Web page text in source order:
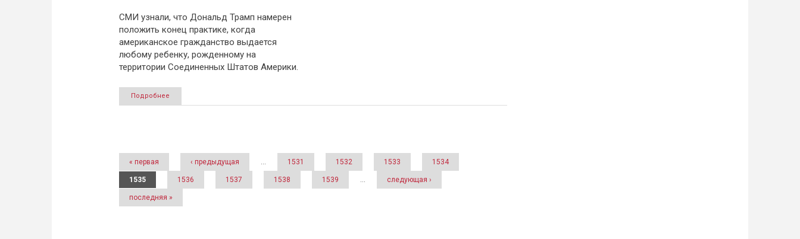
СМИ узнали, что Дональд Трамп намерен
положить конец практике, когда
американское гражданство выдается
любому ребенку, рожденному на
территории Соединенных Штатов Америки.
Подробнее
Страницы
« первая ‹ предыдущая … 1531 1532 1533 1534
1535 1536 1537 1538 1539 … следующая ›
последняя »